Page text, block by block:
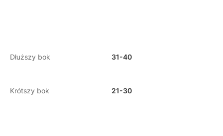
Dłuższy bok 31-40
Krótszy bok 21-30